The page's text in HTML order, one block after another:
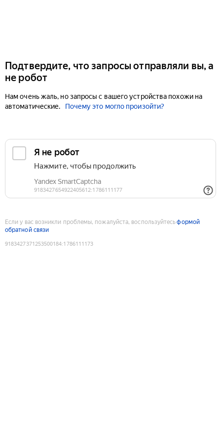
Подтвердите, что запросы отправляли вы, а
не робот
Нам очень жаль, но запросы с вашего устройства похожи на
автоматические.
Почему это могло произойти?
Если у вас возникли проблемы, пожалуйста, воспользуйтесьформой
обратной связи
9183427371253500184:1786111173